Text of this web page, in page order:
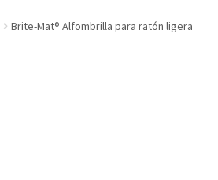
Brite-Mat® Alfombrilla para ratón ligera